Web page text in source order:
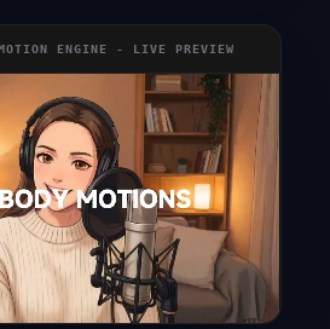
ENGINE - LIVE PREVIEW